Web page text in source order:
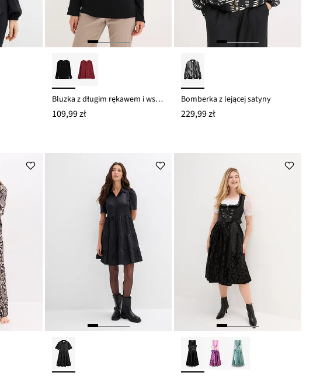
Bluzka z długim rękawem i wstawką z satyny
109,99 zł
Bomberka z lejącej satyny
229,99 zł